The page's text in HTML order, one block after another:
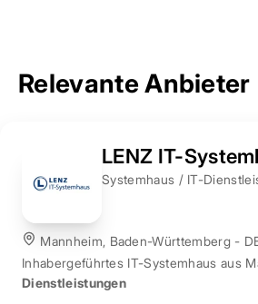
Relevante Anbieter
LENZ IT-
Systemhaus / IT-
Mannheim, Baden-Württemberg -
Inhabergeführtes IT-Systemhaus aus
Dienstleistungen